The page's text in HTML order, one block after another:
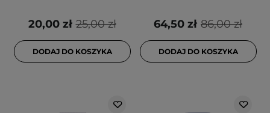
25,00 zł
20,00 zł
DODAJ DO KOSZYKA
86,00 zł
64,50 zł
DODAJ DO KOSZYKA